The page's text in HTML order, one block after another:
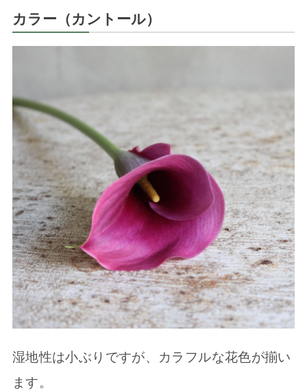
カラー（カントール）
湿地性は小ぶりですが、カラフルな花色が揃い
ます。